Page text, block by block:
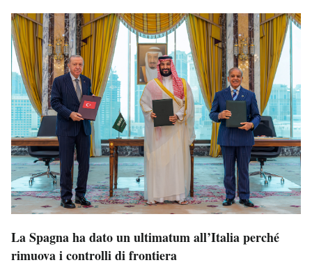
La Spagna ha dato un ultimatum all’Italia perché
rimuova i controlli di frontiera